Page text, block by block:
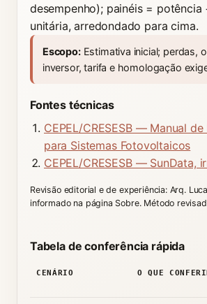
desempenho); painéis = potência
unitária, arredondado para cima.
Escopo:Estimativa inicial; perdas,
inversor, tarifa e homologação
Fontes técnicas
CEPEL/CRESESB — Manual de
para Sistemas Fotovoltaicos
CEPEL/CRESESB — SunData,
Revisão editorial e de experiência: Arq.
informado na página Sobre. Método
Tabela de conferência rápida
CENÁRIO O QUE